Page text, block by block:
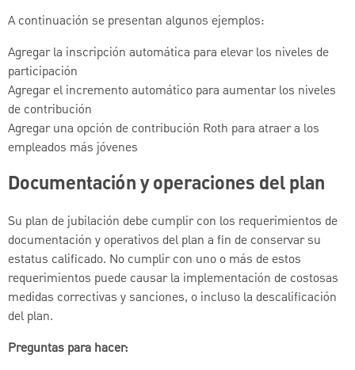
A continuación se presentan algunos ejemplos:
Agregar la inscripción automática para elevar los niveles de
participación
Agregar el incremento automático para aumentar los niveles
de contribución
Agregar una opción de contribución Roth para atraer a los
empleados más jóvenes
Documentación y operaciones del plan
Su plan de jubilación debe cumplir con los requerimientos de
documentación y operativos del plan a fin de conservar su
estatus calificado. No cumplir con uno o más de estos
requerimientos puede causar la implementación de costosas
medidas correctivas y sanciones, o incluso la descalificación
del plan.
Preguntas para hacer: